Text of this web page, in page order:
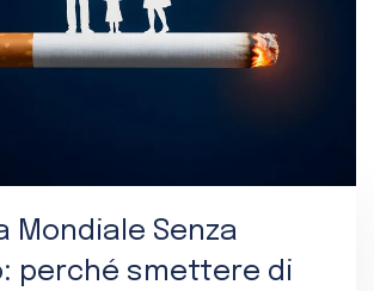
Mondiale Senza
perché smettere di